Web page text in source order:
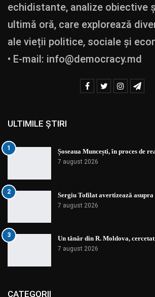
echidistante, analize obiective
ultimă oră, care explorează
ale vieții politice, sociale și
• E-mail: info@democracy.md
ULTIMILE ȘTIRI
1 Șoseaua Muncești, în proces de
7 august 2026
2 Sergiu Tofilat avertizează
7 august 2026
3 Un tânăr din R. Moldova,
7 august 2026
CATEGORII